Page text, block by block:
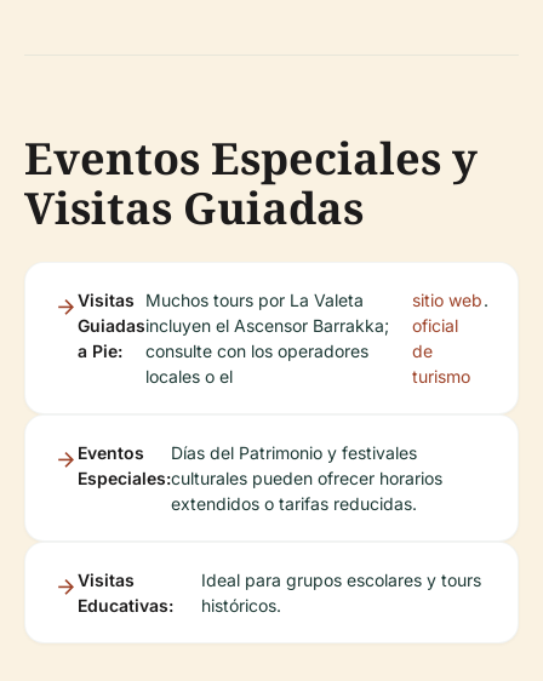
Eventos Especiales y
Visitas Guiadas
Visitas
Guiadas
a Pie:
Muchos tours por La Valeta
incluyen el Ascensor Barrakka;
consulte con los operadores
locales o el
sitio web
oficial
de
turismo
.
Eventos
Especiales:
Días del Patrimonio y festivales
culturales pueden ofrecer horarios
extendidos o tarifas reducidas.
Visitas
Educativas:
Ideal para grupos escolares y tours
históricos.